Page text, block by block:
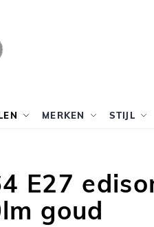
MERKEN STIJL
E27
goud